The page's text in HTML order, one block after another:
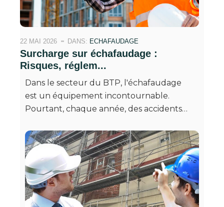
22 MAI 2026 DANS: ECHAFAUDAGE
Surcharge sur échafaudage :
Risques, réglem...
Dans le secteur du BTP, l'échafaudage
est un équipement incontournable.
Pourtant, chaque année, des accidents…